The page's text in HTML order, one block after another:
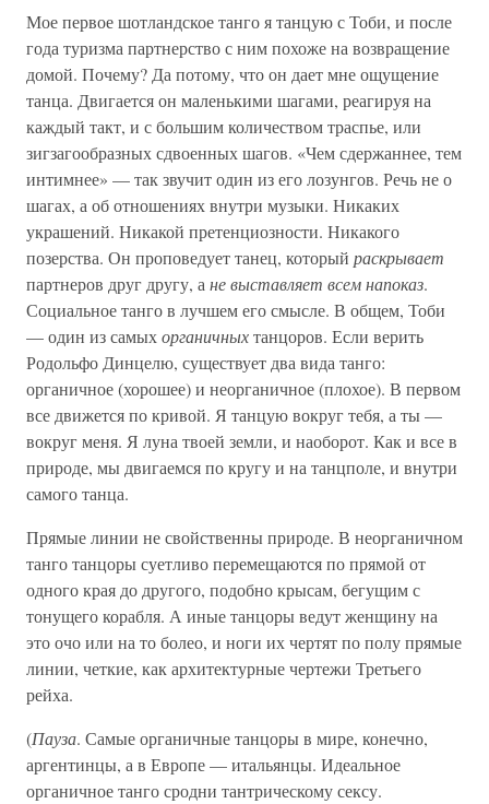
Мое первое шотландское танго я танцую с Тоби, и после
года туризма партнерство с ним похоже на возвращение
домой. Почему? Да потому, что он дает мне ощущение
танца. Двигается он маленькими шагами, реагируя на
каждый такт, и с большим количеством траспье, или
зигзагообразных сдвоенных шагов. «Чем сдержаннее, тем
интимнее» — так звучит один из его лозунгов. Речь не о
шагах, а об отношениях внутри музыки. Никаких
украшений. Никакой претенциозности. Никакого
позерства. Он проповедует танец, который раскрывает
партнеров друг другу, а не выставляет всем напоказ.
Социальное танго в лучшем его смысле. В общем, Тоби
— один из самыхорганичныхтанцоров. Если верить
Родольфо Динцелю, существует два вида танго:
органичное (хорошее) и неорганичное (плохое). В первом
все движется по кривой. Я танцую вокруг тебя, а ты —
вокруг меня. Я луна твоей земли, и наоборот. Как и все в
природе, мы двигаемся по кругу и на танцполе, и внутри
самого танца.
Прямые линии не свойственны природе. В неорганичном
танго танцоры суетливо перемещаются по прямой от
одного края до другого, подобно крысам, бегущим с
тонущего корабля. А иные танцоры ведут женщину на
это очо или на то болео, и ноги их чертят по полу прямые
линии, четкие, как архитектурные чертежи Третьего
рейха.
(Пауза. Самые органичные танцоры в мире, конечно,
аргентинцы, а в Европе — итальянцы. Идеальное
органичное танго сродни тантрическому сексу.